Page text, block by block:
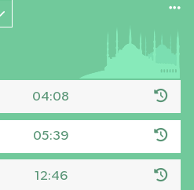
04:08
05:39
12:46